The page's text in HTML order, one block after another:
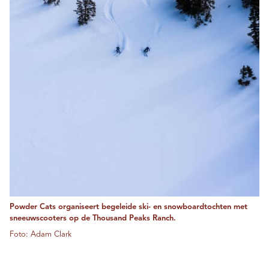
Powder Cats organiseert begeleide ski- en snowboardtochten met
sneeuwscooters op de Thousand Peaks Ranch.
Foto: Adam Clark